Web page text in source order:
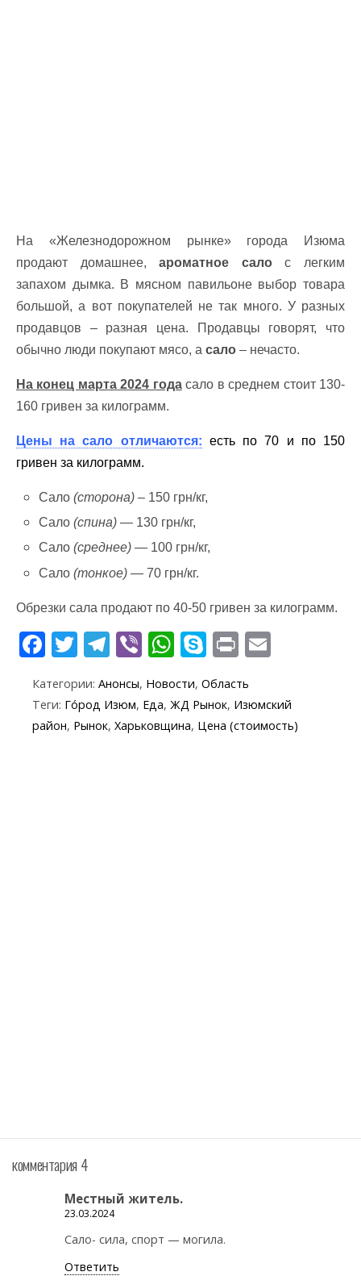
На «Железнодорожном рынке» города Изюма
продают домашнее,ароматное салос легким
запахом дымка. В мясном павильоне выбор товара
большой, а вот покупателей не так много. У разных
продавцов – разная цена. Продавцы говорят, что
обычно люди покупают мясо, а сало – нечасто.
На конец марта 2024 годасало в среднем стоит 130-
160 гривен за килограмм.
Цены на сало отличаются: есть по 70 и по 150
гривен за килограмм.
Сало(сторона) – 150 грн/кг,
Сало(спина) — 130 грн/кг,
Сало(среднее) — 100 грн/кг,
Сало(тонкое) — 70 грн/кг.
Обрезки сала продают по 40-50 гривен за килограмм.
F
ac
e
b
T
w
itt
er
T
el
e
gr
Vi
b
er
W
h
at
s
S
k
y
p
Pr
in
t ai
l
Категории: Анонсы, Новости, Область
Теги: Го́род Изюм, Еда, ЖД Рынок, Изюмский
район, Рынок, Харьковщина, Цена (стоимость)
комментария 4
Местный житель.
23.03.2024
Сало- сила, спорт — могила.
Ответить